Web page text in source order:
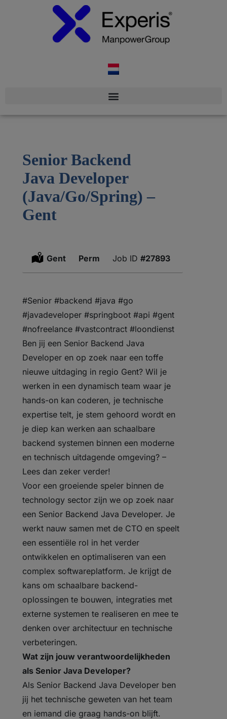
Senior Backend
Java Developer
(Java/Go/Spring) –
Gent
Location:
Gent Type:
Perm #27893
#Senior #backend #java #go
#javadeveloper #springboot #api #gent
#nofreelance #vastcontract #loondienst
Ben jij een Senior Backend Java
Developer en op zoek naar een toffe
nieuwe uitdaging in regio Gent? Wil je
werken in een dynamisch team waar je
hands-on kan coderen, je technische
expertise telt, je stem gehoord wordt en
je diep kan werken aan schaalbare
backend systemen binnen een moderne
en technisch uitdagende omgeving? –
Lees dan zeker verder!
Voor een groeiende speler binnen de
technology sector zijn we op zoek naar
een Senior Backend Java Developer. Je
werkt nauw samen met de CTO en speelt
een essentiële rol in het verder
ontwikkelen en optimaliseren van een
complex softwareplatform. Je krijgt de
kans om schaalbare backend-
oplossingen te bouwen, integraties met
externe systemen te realiseren en mee te
denken over architectuur en technische
verbeteringen.
Wat zijn jouw verantwoordelijkheden
als Senior Java Developer?
Als Senior Backend Java Developer ben
jij het technische geweten van het team
en iemand die graag hands-on blijft.